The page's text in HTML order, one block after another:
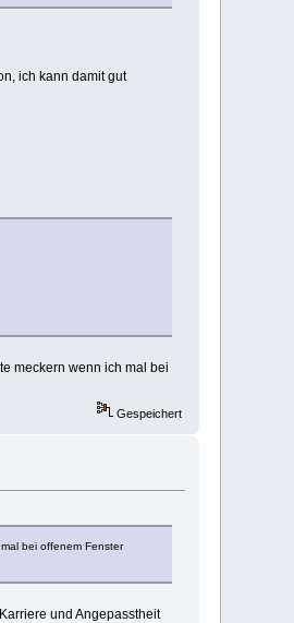
ich kann damit gut
meckern wenn ich mal bei
Gespeichert
bei offenem Fenster
und Angepasstheit